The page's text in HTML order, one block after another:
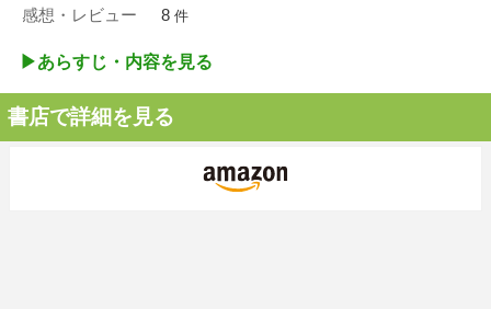
感想・レビュー 8 件
▶︎あらすじ・内容を見る
書店で詳細を見る